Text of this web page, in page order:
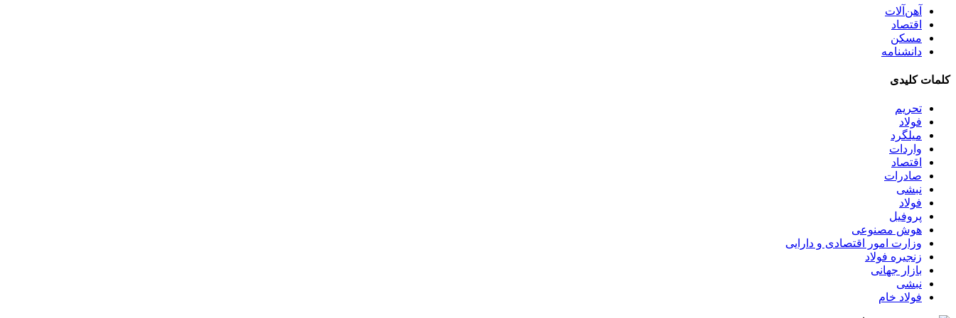
آهن‌آلات
اقتصاد
مسکن
دانشنامه
کلمات کلیدی
تحریم
فولاد
میلگرد
واردات
اقتصاد
صادرات
نبشی
فولاد
پروفیل
هوش مصنوعی
وزارت امور اقتصادی و دارایی
زنجیره فولاد
بازار جهانی
نبشی
فولاد خام